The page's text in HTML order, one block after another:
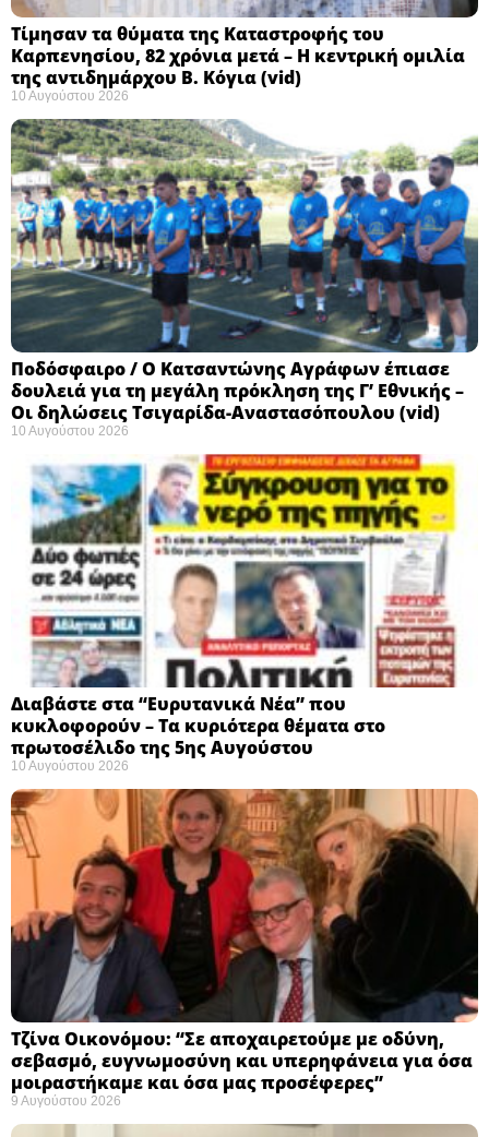
Τίμησαν τα θύματα της Καταστροφής του
Καρπενησίου, 82 χρόνια μετά – Η κεντρική ομιλία
της αντιδημάρχου Β. Κόγια (vid)
10 Αυγούστου 2026
Ποδόσφαιρο / Ο Κατσαντώνης Αγράφων έπιασε
δουλειά για τη μεγάλη πρόκληση της Γ’ Εθνικής –
Οι δηλώσεις Τσιγαρίδα-Αναστασόπουλου (vid)
10 Αυγούστου 2026
Διαβάστε στα “Ευρυτανικά Νέα” που
κυκλοφορούν – Τα κυριότερα θέματα στο
πρωτοσέλιδο της 5ης Αυγούστου
10 Αυγούστου 2026
Τζίνα Οικονόμου: “Σε αποχαιρετούμε με οδύνη,
σεβασμό, ευγνωμοσύνη και υπερηφάνεια για όσα
μοιραστήκαμε και όσα μας προσέφερες”
9 Αυγούστου 2026